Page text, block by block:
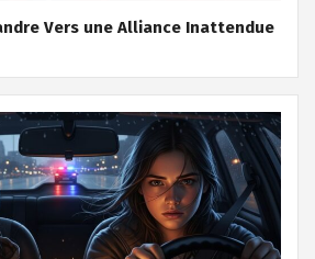
Vers une Alliance Inattendue